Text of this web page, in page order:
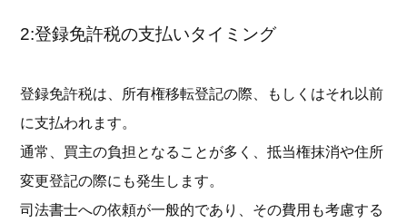
2:登録免許税の支払いタイミング
登録免許税は、所有権移転登記の際、もしくはそれ以前
に支払われます。
通常、買主の負担となることが多く、抵当権抹消や住所
変更登記の際にも発生します。
司法書士への依頼が一般的であり、その費用も考慮する